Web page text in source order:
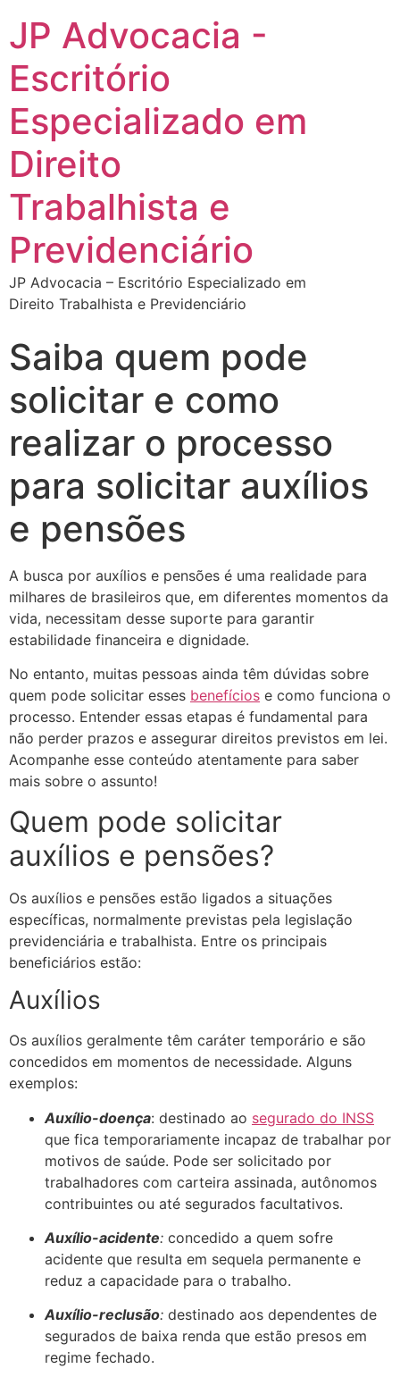
JP Advocacia -
Escritório
Especializado em
Direito
Trabalhista e
Previdenciário
JP Advocacia – Escritório Especializado em
Direito Trabalhista e Previdenciário
Saiba quem pode
solicitar e como
realizar o processo
para solicitar auxílios
e pensões
A busca por auxílios e pensões é uma realidade para
milhares de brasileiros que, em diferentes momentos da
vida, necessitam desse suporte para garantir
estabilidade financeira e dignidade.
No entanto, muitas pessoas ainda têm dúvidas sobre
quem pode solicitar esses benefícios e como funciona o
processo. Entender essas etapas é fundamental para
não perder prazos e assegurar direitos previstos em lei.
Acompanhe esse conteúdo atentamente para saber
mais sobre o assunto!
Quem pode solicitar
auxílios e pensões?
Os auxílios e pensões estão ligados a situações
específicas, normalmente previstas pela legislação
previdenciária e trabalhista. Entre os principais
beneficiários estão:
Auxílios
Os auxílios geralmente têm caráter temporário e são
concedidos em momentos de necessidade. Alguns
exemplos:
Auxílio-doença: destinado ao segurado do INSS
que fica temporariamente incapaz de trabalhar por
motivos de saúde. Pode ser solicitado por
trabalhadores com carteira assinada, autônomos
contribuintes ou até segurados facultativos.
Auxílio-acidente: concedido a quem sofre
acidente que resulta em sequela permanente e
reduz a capacidade para o trabalho.
Auxílio-reclusão: destinado aos dependentes de
segurados de baixa renda que estão presos em
regime fechado.